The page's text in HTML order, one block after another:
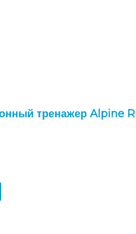
тренажер Alpine